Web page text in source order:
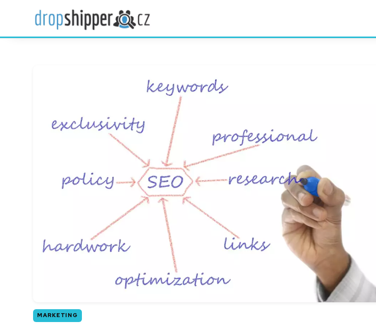
MARKETING